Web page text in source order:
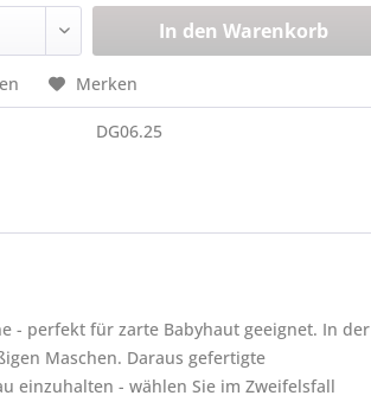
In den Warenkorb
Merken
DG06.25
- perfekt für zarte Babyhaut geeignet. In der
Maschen. Daraus gefertigte
einzuhalten - wählen Sie im Zweifelsfall